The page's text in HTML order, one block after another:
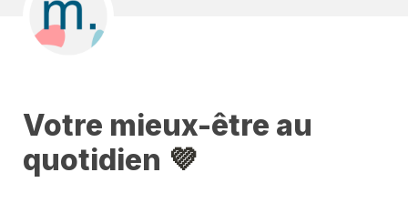
Votre mieux-être au
quotidien 💜